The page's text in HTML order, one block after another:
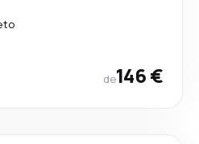
de146 €